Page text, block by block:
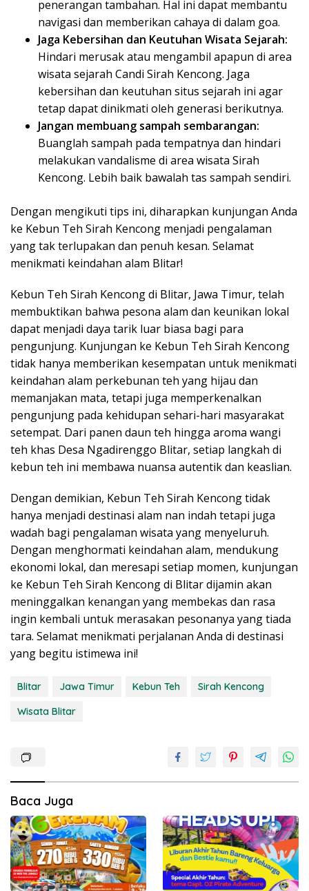
penerangan tambahan. Hal ini dapat membantu
navigasi dan memberikan cahaya di dalam goa.
Jaga Kebersihan dan Keutuhan Wisata Sejarah:
Hindari merusak atau mengambil apapun di area
wisata sejarah Candi Sirah Kencong. Jaga
kebersihan dan keutuhan situs sejarah ini agar
tetap dapat dinikmati oleh generasi berikutnya.
Jangan membuang sampah sembarangan:
Buanglah sampah pada tempatnya dan hindari
melakukan vandalisme di area wisata Sirah
Kencong. Lebih baik bawalah tas sampah sendiri.
Dengan mengikuti tips ini, diharapkan kunjungan Anda
ke Kebun Teh Sirah Kencong menjadi pengalaman
yang tak terlupakan dan penuh kesan. Selamat
menikmati keindahan alam Blitar!
Kebun Teh Sirah Kencong di Blitar, Jawa Timur, telah
membuktikan bahwa pesona alam dan keunikan lokal
dapat menjadi daya tarik luar biasa bagi para
pengunjung. Kunjungan ke Kebun Teh Sirah Kencong
tidak hanya memberikan kesempatan untuk menikmati
keindahan alam perkebunan teh yang hijau dan
memanjakan mata, tetapi juga memperkenalkan
pengunjung pada kehidupan sehari-hari masyarakat
setempat. Dari panen daun teh hingga aroma wangi
teh khas Desa Ngadirenggo Blitar, setiap langkah di
kebun teh ini membawa nuansa autentik dan keaslian.
Dengan demikian, Kebun Teh Sirah Kencong tidak
hanya menjadi destinasi alam nan indah tetapi juga
wadah bagi pengalaman wisata yang menyeluruh.
Dengan menghormati keindahan alam, mendukung
ekonomi lokal, dan meresapi setiap momen, kunjungan
ke Kebun Teh Sirah Kencong di Blitar dijamin akan
meninggalkan kenangan yang membekas dan rasa
ingin kembali untuk merasakan pesonanya yang tiada
tara. Selamat menikmati perjalanan Anda di destinasi
yang begitu istimewa ini!
Blitar Jawa Timur Kebun Teh
Sirah Kencong
Wisata Blitar
Baca Juga